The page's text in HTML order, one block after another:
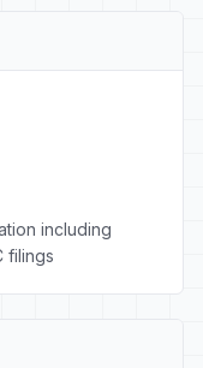
including
filings